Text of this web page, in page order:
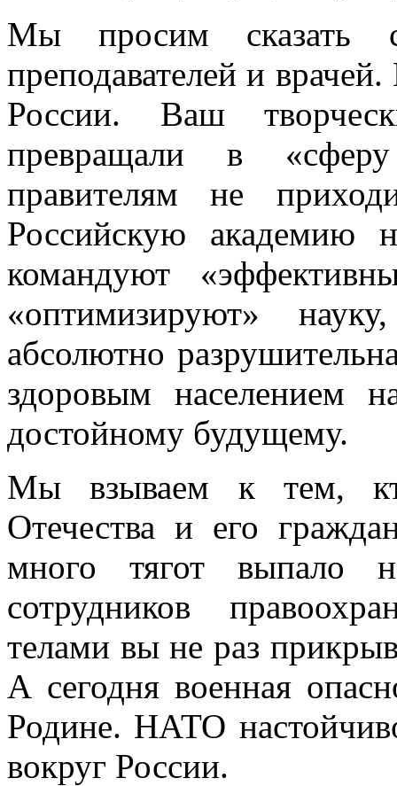
Мы просим сказать
преподавателей и
России. Ваш
превращали в
правителям не
Российскую академию
командуют
«оптимизируют»
абсолютно
здоровым населением
достойному будущему.
Мы взываем к тем,
Отечества и его
много тягот выпало
сотрудников
телами вы не раз
А сегодня военная
Родине. НАТО
вокруг России.